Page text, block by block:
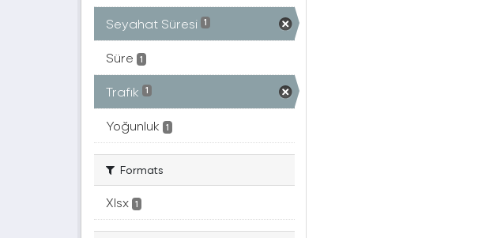
Seyahat Süresi 1
Süre 1
Trafık 1
Yoğunluk 1
Formats
Xlsx 1